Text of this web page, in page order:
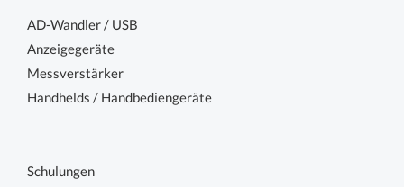
AD-Wandler / USB
Anzeigegeräte
Messverstärker
Handhelds / Handbediengeräte
Schulungen